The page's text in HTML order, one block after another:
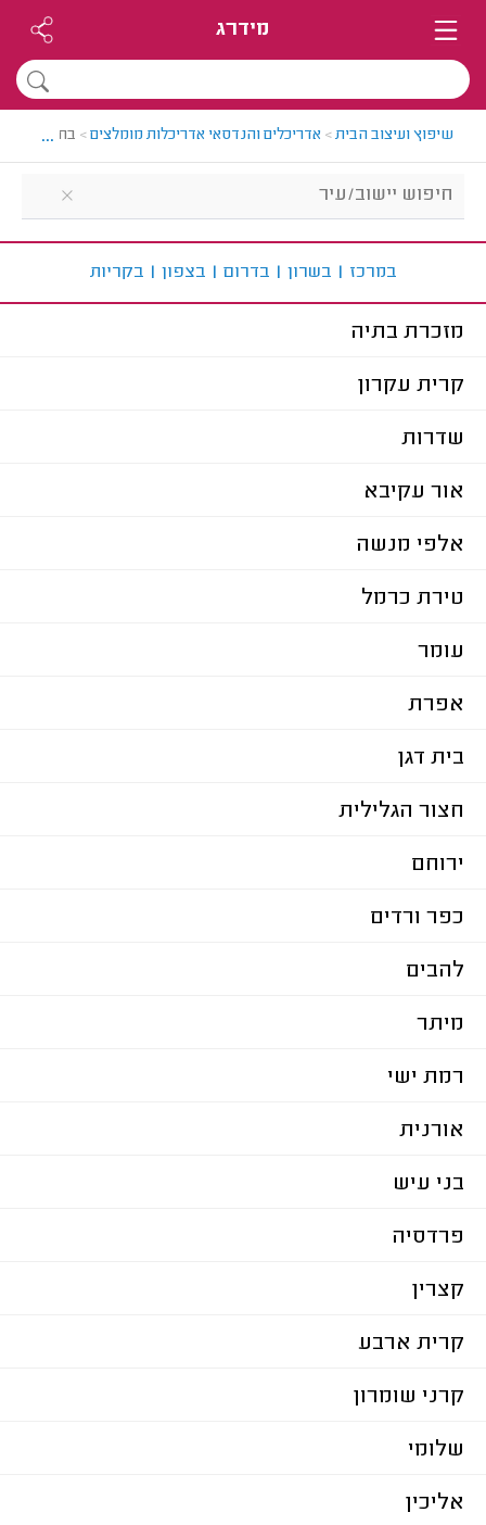
מידרג
שיפוץ ועיצוב הבית> אדריכלים והנדסאי אדריכלות מומלצים> בחירת עיר
...
במרכז | בשרון | בדרום | בצפון | בקריות
מזכרת בתיה
קרית עקרון
שדרות
אור עקיבא
אלפי מנשה
טירת כרמל
עומר
אפרת
בית דגן
חצור הגלילית
ירוחם
כפר ורדים
להבים
מיתר
רמת ישי
אורנית
בני עיש
פרדסיה
קצרין
קרית ארבע
קרני שומרון
שלומי
אליכין